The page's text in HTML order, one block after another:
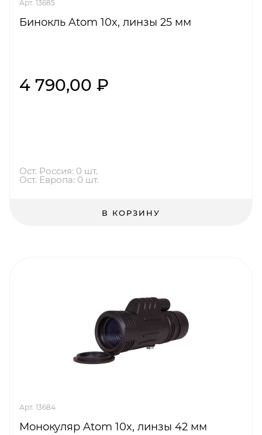
Арт. 13685
Бинокль Atom 10x, линзы 25 мм
4 790,00 ₽
Ост. Россия: 0 шт.
Ост. Европа: 0 шт.
В КОРЗИНУ
Арт. 13684
Монокуляр Atom 10x, линзы 42 мм